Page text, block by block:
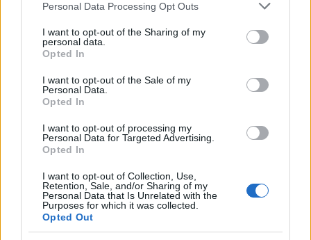
Please note that this website/app uses one or more Google
not limited to your visit or usage behaviour. You may click to
grant or deny consent to Google and its third-party tags to
use your data for below specified purposes in below Google
consent section.
Personal Data Processing Opt Outs
I want to opt-out of the Sharing of my
personal data.
Opted In
I want to opt-out of the Sale of my
Personal Data.
Opted In
I want to opt-out of processing my
Personal Data for Targeted Advertising.
Opted In
I want to opt-out of Collection, Use,
Retention, Sale, and/or Sharing of my
Personal Data that Is Unrelated with the
Purposes for which it was collected.
Opted Out
03.11.25
Λίμνη Μόρνου: Νέες αποκαρδιωτικές
φωτογραφίες από drone – Συνεχίζει να
αναδύεται το βυθισμένο χωριό Κάλλιο